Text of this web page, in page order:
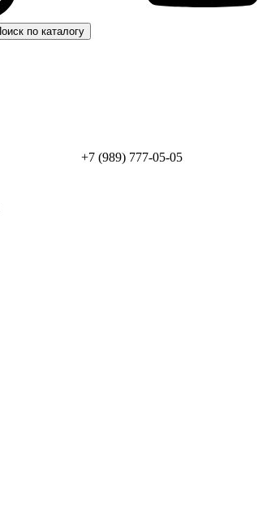
по каталогу
+7 (989) 777-05-05